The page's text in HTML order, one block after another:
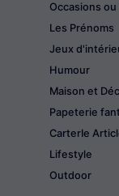
Occasions
Les Prénoms
Jeux
Humour
Maison et
Papeterie
CarterIe
Lifestyle
Outdoor